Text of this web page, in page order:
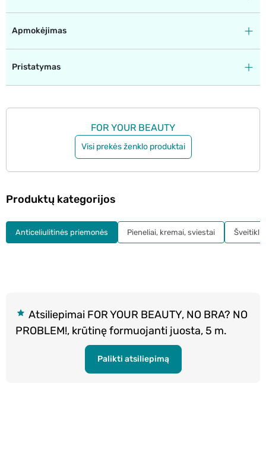
Apmokėjimas
Pristatymas
FOR YOUR BEAUTY
Visi prekės ženklo produktai
Atsiliepimai FOR YOUR BEAUTY, NO BRA? NO
PROBLEM!, krūtinę formuojanti juosta, 5 m.
Palikti atsiliepimą
Produktų kategorijos
Anticeliulitinės priemonės Pieneliai, kremai, sviestai